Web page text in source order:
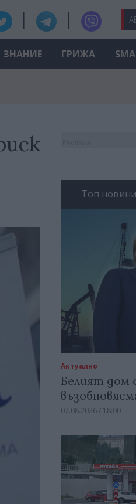
ЗНАНИЕ ГРИЖА
Топ новини
Актуално
Белият дом
07.08.2026 / 18:00